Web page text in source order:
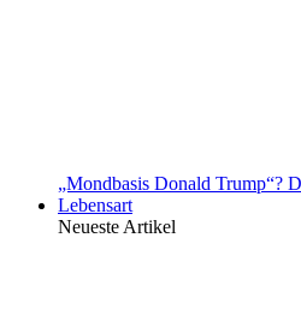
„Mondbasis Donald Trump“?
Lebensart
Neueste Artikel